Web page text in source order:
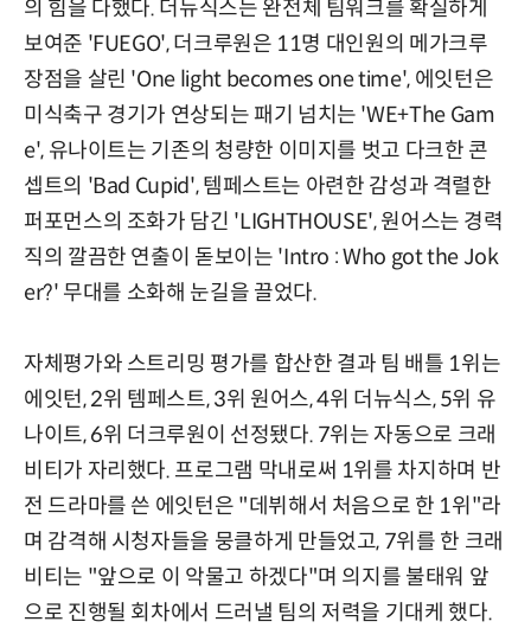
의 힘을 다했다. 더뉴식스는 완전체 팀워크를 확실하게
보여준 'FUEGO', 더크루원은 11명 대인원의 메가크루
장점을 살린 'One light becomes one time', 에잇턴은
미식축구 경기가 연상되는 패기 넘치는 'WE+The Gam
e', 유나이트는 기존의 청량한 이미지를 벗고 다크한 콘
셉트의 'Bad Cupid', 템페스트는 아련한 감성과 격렬한
퍼포먼스의 조화가 담긴 'LIGHTHOUSE', 원어스는 경력
직의 깔끔한 연출이 돋보이는 'Intro : Who got the Jok
er?' 무대를 소화해 눈길을 끌었다.
자체평가와 스트리밍 평가를 합산한 결과 팀 배틀 1위는
에잇턴, 2위 템페스트, 3위 원어스, 4위 더뉴식스, 5위 유
나이트, 6위 더크루원이 선정됐다. 7위는 자동으로 크래
비티가 자리했다. 프로그램 막내로써 1위를 차지하며 반
전 드라마를 쓴 에잇턴은 "데뷔해서 처음으로 한 1위"라
며 감격해 시청자들을 뭉클하게 만들었고, 7위를 한 크래
비티는 "앞으로 이 악물고 하겠다"며 의지를 불태워 앞
으로 진행될 회차에서 드러낼 팀의 저력을 기대케 했다.